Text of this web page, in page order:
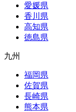
愛媛県
香川県
高知県
徳島県
九州
福岡県
佐賀県
長崎県
熊本県